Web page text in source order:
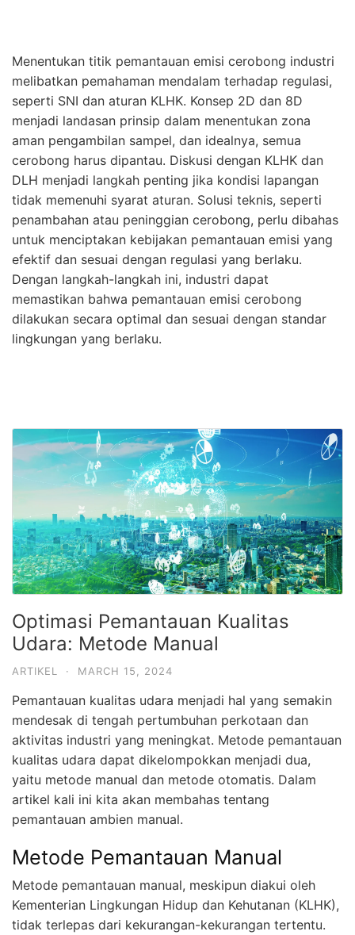
Menentukan titik pemantauan emisi cerobong industri
melibatkan pemahaman mendalam terhadap regulasi,
seperti SNI dan aturan KLHK. Konsep 2D dan 8D
menjadi landasan prinsip dalam menentukan zona
aman pengambilan sampel, dan idealnya, semua
cerobong harus dipantau. Diskusi dengan KLHK dan
DLH menjadi langkah penting jika kondisi lapangan
tidak memenuhi syarat aturan. Solusi teknis, seperti
penambahan atau peninggian cerobong, perlu dibahas
untuk menciptakan kebijakan pemantauan emisi yang
efektif dan sesuai dengan regulasi yang berlaku.
Dengan langkah-langkah ini, industri dapat
memastikan bahwa pemantauan emisi cerobong
dilakukan secara optimal dan sesuai dengan standar
lingkungan yang berlaku.
Optimasi Pemantauan Kualitas
Udara: Metode Manual
ARTIKEL · MARCH 15, 2024
Pemantauan kualitas udara menjadi hal yang semakin
mendesak di tengah pertumbuhan perkotaan dan
aktivitas industri yang meningkat. Metode pemantauan
kualitas udara dapat dikelompokkan menjadi dua,
yaitu metode manual dan metode otomatis. Dalam
artikel kali ini kita akan membahas tentang
pemantauan ambien manual.
Metode Pemantauan Manual
Metode pemantauan manual, meskipun diakui oleh
Kementerian Lingkungan Hidup dan Kehutanan (KLHK),
tidak terlepas dari kekurangan-kekurangan tertentu.